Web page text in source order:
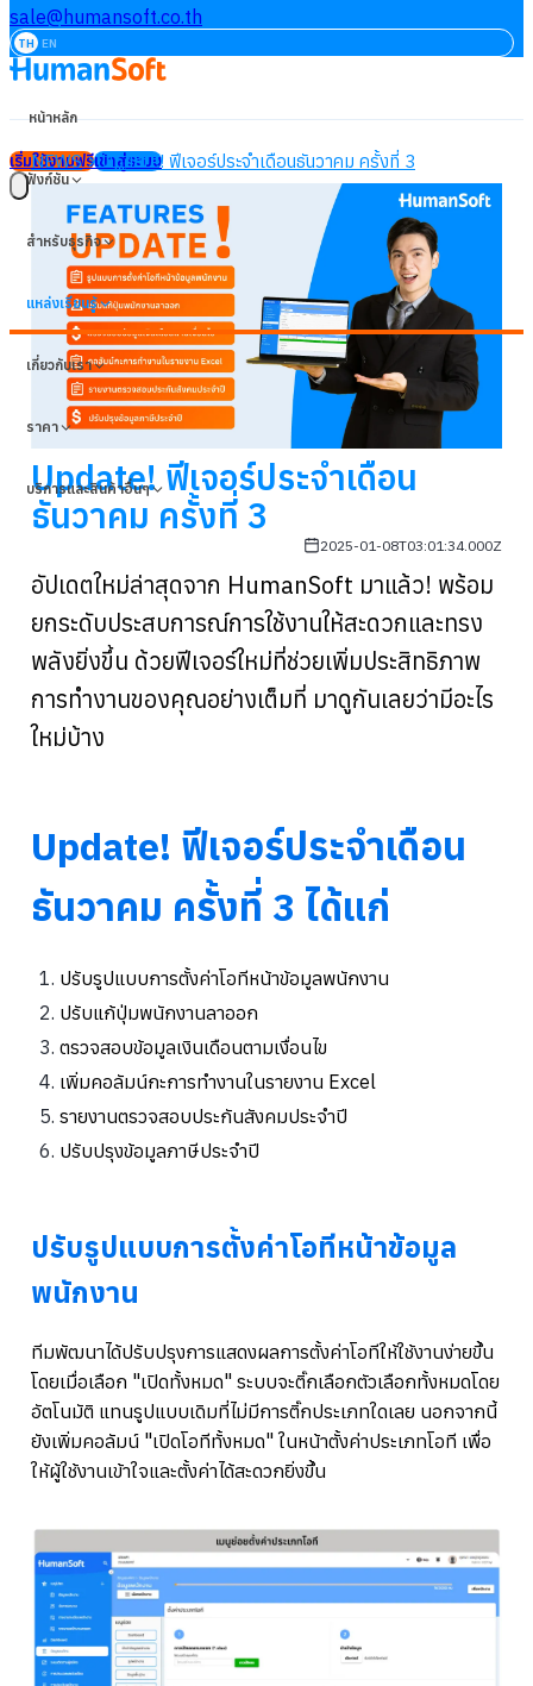
sale@humansoft.co.th
TH EN
หน้าหลัก
ฟังก์ชัน
สำหรับธุรกิจ
แหล่งเรียนรู้
เกี่ยวกับเรา
ราคา
บริการและสินค้าอื่นๆ
เริ่มใช้งานฟรีเข้าสู่ระบบ
NEWS Update! ฟีเจอร์ประจำเดือนธันวาคม ครั้งที่ 3
Update! ฟีเจอร์ประจำเดือน
ธันวาคม ครั้งที่ 3
2025-01-08T03:01:34.000Z
อัปเดตใหม่ล่าสุดจาก HumanSoft มาแล้ว! พร้อม
ยกระดับประสบการณ์การใช้งานให้สะดวกและทรง
พลังยิ่งขึ้น ด้วยฟีเจอร์ใหม่ที่ช่วยเพิ่มประสิทธิภาพ
การทำงานของคุณอย่างเต็มที่ มาดูกันเลยว่ามีอะไร
ใหม่บ้าง
Update! ฟีเจอร์ประจำเดือน
ธันวาคม ครั้งที่ 3 ได้แก่
ปรับรูปแบบการตั้งค่าโอทีหน้าข้อมูลพนักงาน
ปรับแก้ปุ่มพนักงานลาออก
ตรวจสอบข้อมูลเงินเดือนตามเงื่อนไข
เพิ่มคอลัมน์กะการทำงานในรายงาน Excel
รายงานตรวจสอบประกันสังคมประจำปี
ปรับปรุงข้อมูลภาษีประจำปี
ปรับรูปแบบการตั้งค่าโอทีหน้าข้อมูล
พนักงาน
ทีมพัฒนาได้ปรับปรุงการแสดงผลการตั้งค่าโอทีให้ใช้งานง่ายขึ้น
โดยเมื่อเลือก "เปิดทั้งหมด" ระบบจะติ๊กเลือกตัวเลือกทั้งหมดโดย
อัตโนมัติ แทนรูปแบบเดิมที่ไม่มีการติ๊กประเภทใดเลย นอกจากนี้
ยังเพิ่มคอลัมน์ "เปิดโอทีทั้งหมด" ในหน้าตั้งค่าประเภทโอที เพื่อ
ให้ผู้ใช้งานเข้าใจและตั้งค่าได้สะดวกยิ่งขึ้น